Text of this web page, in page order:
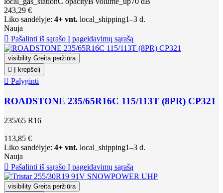
243,29 €
Liko sandėlyje: 4+ vnt. local_shipping1–3 d.
Nauja
 Pašalinti iš sąrašo Į pageidavimų sąrašą
visibility Greita peržiūra

Į krepšelį
 Palyginti
ROADSTONE 235/65R16C 115/113T (8PR) CP321
235/65 R16
113,85 €
Liko sandėlyje: 4+ vnt. local_shipping1–3 d.
Nauja
 Pašalinti iš sąrašo Į pageidavimų sąrašą
visibility Greita peržiūra